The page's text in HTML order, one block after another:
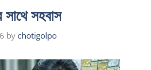
সাথে সহবাস
by chotigolpo